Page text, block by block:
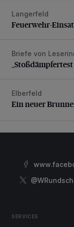
Feuerwehr-
Langerfeld
Feuerwehr-
Briefe von
Ein neuer
Elberfeld
Ein neuer
SERVICES